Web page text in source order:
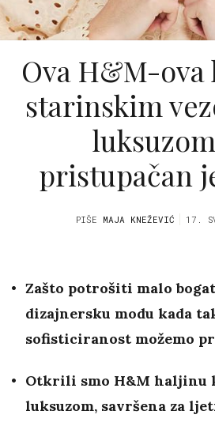
Ova H&M-ova
starinskim
pristupačan
PIŠE MAJA KNEŽEVIĆ 17.
Zašto potrošiti malo
dizajnersku modu kada
sofisticiranost možemo
Otkrili smo H&M haljinu
luksuzom, savršena za